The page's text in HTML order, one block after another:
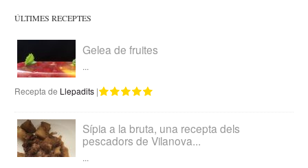
ÚLTIMES RECEPTES
Gelea de fruites
...
Recepta de Llepadits |
Sípia a la bruta, una recepta dels
pescadors de Vilanova...
...